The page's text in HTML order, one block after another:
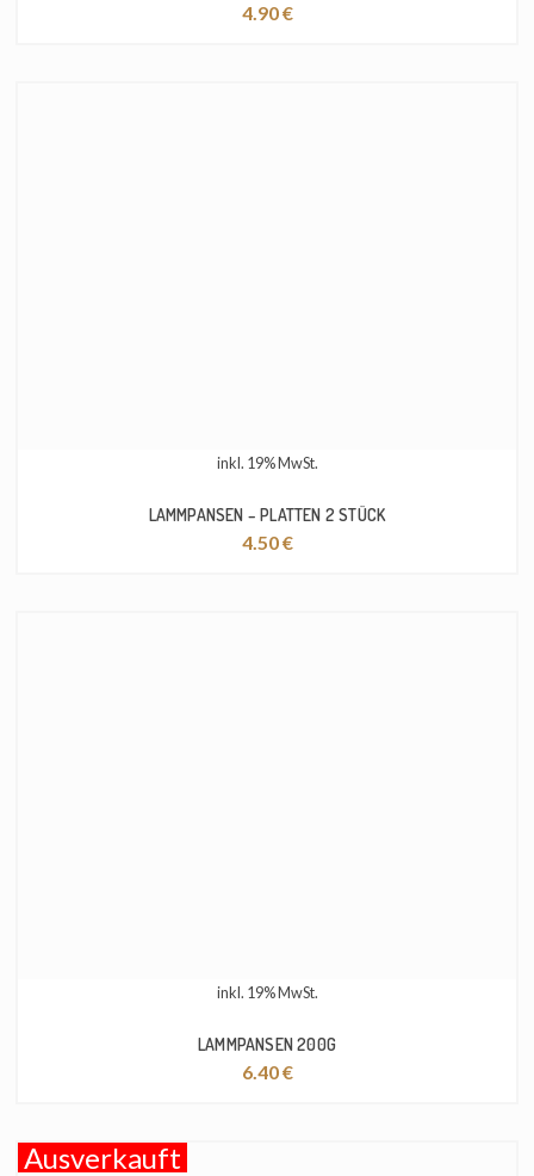
4.90€
inkl. 19% MwSt.
LAMMPANSEN – PLATTEN 2 STÜCK
4.50€
inkl. 19% MwSt.
LAMMPANSEN 200G
6.40€
Ausverkauft